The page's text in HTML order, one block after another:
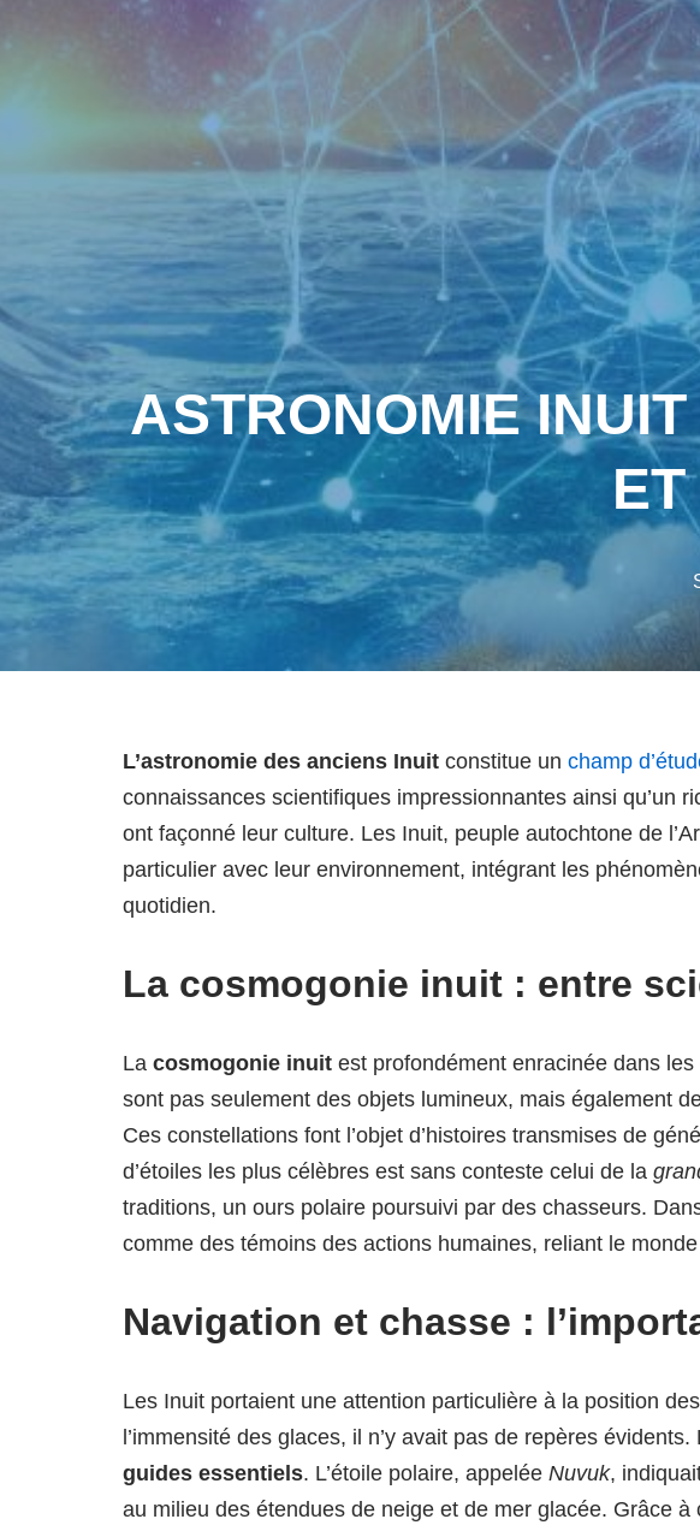
ASTRONOMIE
L’astronomie des anciens Inuit constitue un champ
connaissances scientifiques impressionnantes ainsi qu’un
ont façonné leur culture. Les Inuit, peuple autochtone de
particulier avec leur environnement, intégrant les
quotidien.
La cosmogonie inuit : entre
La cosmogonie inuit est profondément enracinée dans
sont pas seulement des objets lumineux, mais également
Ces constellations font l’objet d’histoires transmises de
d’étoiles les plus célèbres est sans conteste celui de la
traditions, un ours polaire poursuivi par des chasseurs.
comme des témoins des actions humaines, reliant le
Navigation et chasse :
Les Inuit portaient une attention particulière à la position
l’immensité des glaces, il n’y avait pas de repères
guides essentiels. L’étoile polaire, appelée Nuvuk,
au milieu des étendues de neige et de mer glacée. Grâce